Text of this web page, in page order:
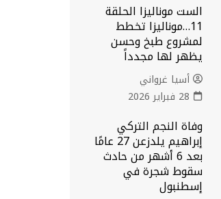
الست موناليزا الحلقة
11…موناليزا تخطط
لمشروع طبخ وحسن
يظهر لها مجدداً
أسيا غرواني
28 فبراير 2026
وفاة النجم التركي
إبراهيم يلدزعن 27 عامًا
بعد 6 أشهر من حادث
سقوط شجرة في
إسطنبول